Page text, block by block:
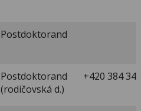
Postdoktorand
Postdoktorand
(rodičovská d.)
+420 384